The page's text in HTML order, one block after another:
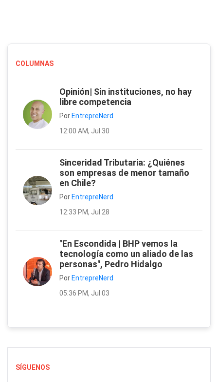
COLUMNAS
Opinión| Sin instituciones, no hay
libre competencia
Por EntrepreNerd
12:00 AM, Jul 30
Sinceridad Tributaria: ¿Quiénes
son empresas de menor tamaño
en Chile?
Por EntrepreNerd
12:33 PM, Jul 28
"En Escondida | BHP vemos la
tecnología como un aliado de las
personas", Pedro Hidalgo
Por EntrepreNerd
05:36 PM, Jul 03
SÍGUENOS